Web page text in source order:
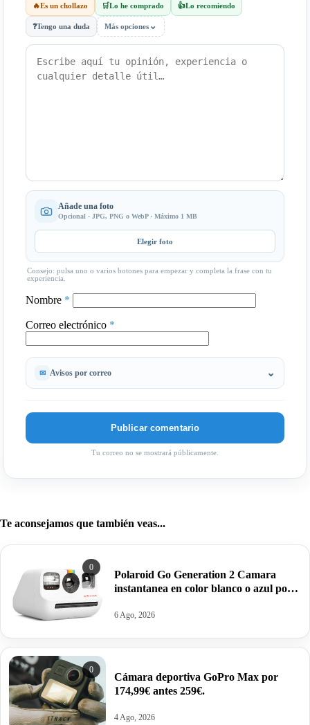
🔥Es un chollazo 🛒Lo he comprado 👍Lo recomiendo
❓Tengo una duda Más opciones ⌄
Añade una foto
Opcional · JPG, PNG o WebP · Máximo 1 MB
Elegir foto
Consejo: pulsa uno o varios botones para empezar y completa la frase con tu
experiencia.
Nombre *
Correo electrónico *
Avisos por correo
Tu correo no se mostrará públicamente.
Te aconsejamos que también veas...
0
Polaroid Go Generation 2 Camara
instantanea en color blanco o azul por
6 Ago, 2026
0
Cámara deportiva GoPro Max por
174,99€ antes 259€.
4 Ago, 2026